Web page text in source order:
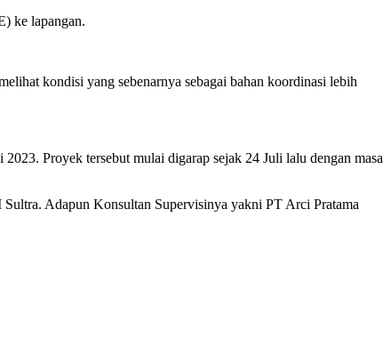
ke lapangan.
kondisi yang sebenarnya sebagai bahan koordinasi lebih
Proyek tersebut mulai digarap sejak 24 Juli lalu dengan masa
Adapun Konsultan Supervisinya yakni PT Arci Pratama